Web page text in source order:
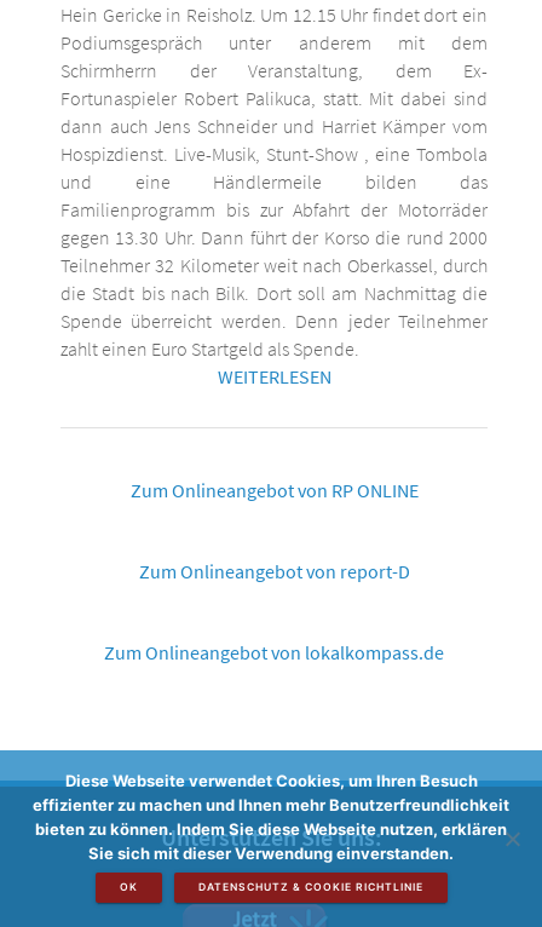
Hein Gericke in Reisholz. Um 12.15 Uhr findet dort ein
Podiumsgespräch unter anderem mit dem
Schirmherrn der Veranstaltung, dem Ex-
Fortunaspieler Robert Palikuca, statt. Mit dabei sind
dann auch Jens Schneider und Harriet Kämper vom
Hospizdienst. Live-Musik, Stunt-Show , eine Tombola
und eine Händlermeile bilden das
Familienprogramm bis zur Abfahrt der Motorräder
gegen 13.30 Uhr. Dann führt der Korso die rund 2000
Teilnehmer 32 Kilometer weit nach Oberkassel, durch
die Stadt bis nach Bilk. Dort soll am Nachmittag die
Spende überreicht werden. Denn jeder Teilnehmer
zahlt einen Euro Startgeld als Spende.
WEITERLESEN
Zum Onlineangebot von RP ONLINE
Zum Onlineangebot von report-D
Zum Onlineangebot von lokalkompass.de
Unterstützen Sie uns:
Diese Webseite verwendet Cookies, um Ihren Besuch
effizienter zu machen und Ihnen mehr Benutzerfreundlichkeit
bieten zu können. Indem Sie diese Webseite nutzen, erklären
Sie sich mit dieser Verwendung einverstanden.
OK DATENSCHUTZ & COOKIE RICHTLINIE